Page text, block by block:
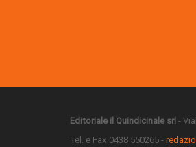
Editoriale il Quindicinale srl -
Tel. e Fax 0438 550265 -